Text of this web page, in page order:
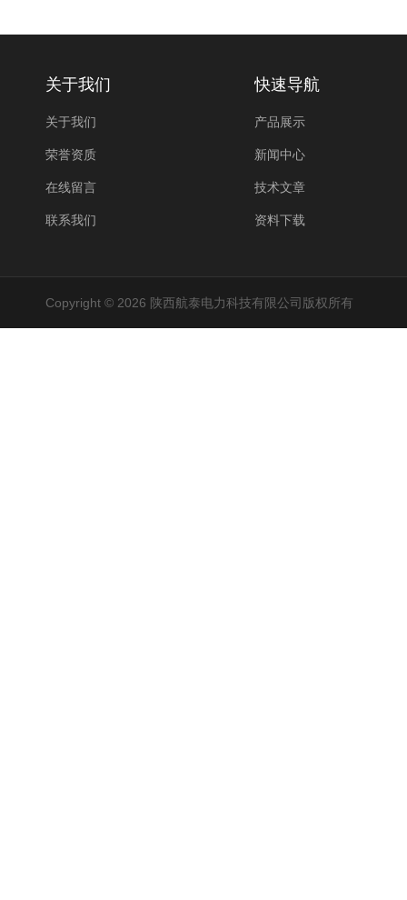
关于我们
关于我们
荣誉资质
在线留言
联系我们
快速导航
产品展示
新闻中心
技术文章
资料下载
Copyright © 2026 陕西航泰电力科技有限公司版权所有